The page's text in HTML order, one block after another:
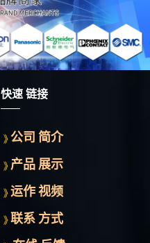
快速 链接
公司 简介
产品 展示
运作 视频
联系 方式